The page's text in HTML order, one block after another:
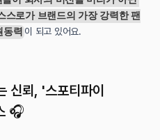
스로가 브랜드의 가장 강력한 팬
동력 이 되고 있어요.
신뢰, '스포티파이
🎧